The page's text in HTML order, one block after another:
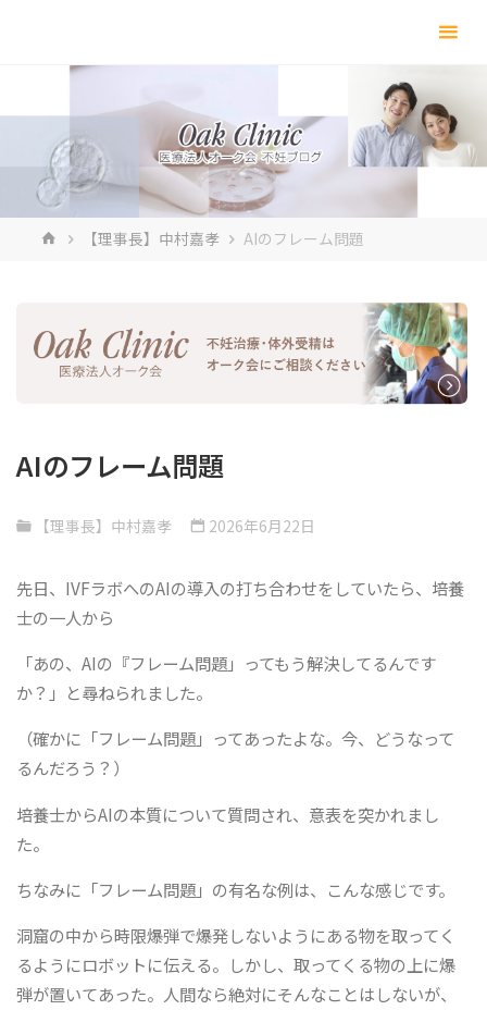
キ
ホ
【理事長】中村嘉孝 AIのフレーム問題
AIのフレーム問題
【理事長】中村嘉孝 2026年6月22日
先日、IVFラボへのAIの導入の打ち合わせをしていたら、培養
士の一人から
「あの、AIの『フレーム問題」ってもう解決してるんです
か？」と尋ねられました。
（確かに「フレーム問題」ってあったよな。今、どうなって
るんだろう？）
培養士からAIの本質について質問され、意表を突かれまし
た。
ちなみに「フレーム問題」の有名な例は、こんな感じです。
洞窟の中から時限爆弾で爆発しないようにある物を取ってく
るようにロボットに伝える。しかし、取ってくる物の上に爆
弾が置いてあった。人間なら絶対にそんなことはしないが、